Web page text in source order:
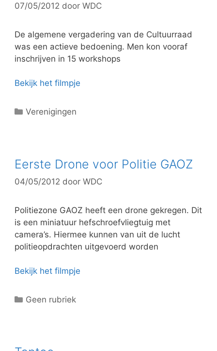
i
ë
n
07/05/2012 door WDC
De algemene vergadering van de Cultuurraad
was een actieve bedoening. Men kon vooraf
inschrijven in 15 workshops
Bekijk het filmpje
C
g
r
e
ë
n
Verenigingen
Eerste Drone voor Politie GAOZ
04/05/2012 door WDC
Politiezone GAOZ heeft een drone gekregen. Dit
is een miniatuur hefschroefvliegtuig met
camera’s. Hiermee kunnen van uit de lucht
politieopdrachten uitgevoerd worden
Bekijk het filmpje
C
g
Geen rubriek